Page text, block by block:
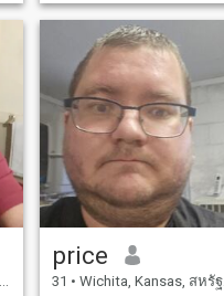
price
31 • Wichita, Kansas, สหรัฐอเมริกา